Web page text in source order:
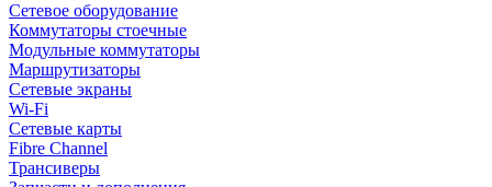
Сетевое оборудование
Коммутаторы стоечные
Модульные коммутаторы
Маршрутизаторы
Сетевые экраны
Wi-Fi
Сетевые карты
Fibre Channel
Трансиверы